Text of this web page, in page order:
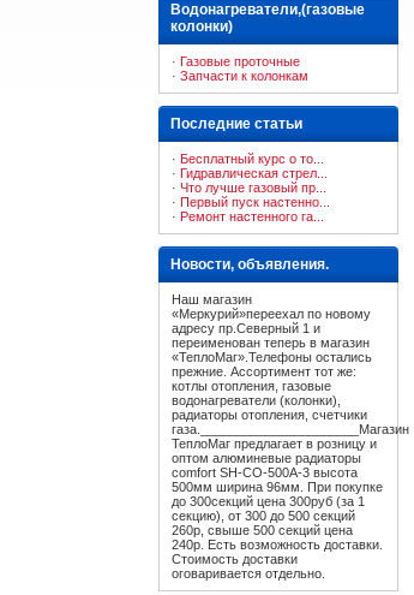
Водонагреватели,(газовые
колонки)
· Газовые проточные
· Запчасти к колонкам
Последние статьи
· Бесплатный курс о то...
· Гидравлическая стрел...
· Что лучше газовый пр...
· Первый пуск настенно...
· Ремонт настенного га...
Новости, объявления.
Наш магазин
«Меркурий»переехал по новому
адресу пр.Северный 1 и
переименован теперь в магазин
«ТеплоМаг».Телефоны остались
прежние. Ассортимент тот же:
котлы отопления, газовые
водонагреватели (колонки),
радиаторы отопления, счетчики
газа.______________________Магазин
ТеплоМаг предлагает в розницу и
оптом алюминевые радиаторы
comfort SH-CO-500A-3 высота
500мм ширина 96мм. При покупке
до 300секций цена 300руб (за 1
секцию), от 300 до 500 секций
260р, свыше 500 секций цена
240р. Есть возможность доставки.
Стоимость доставки
оговаривается отдельно.